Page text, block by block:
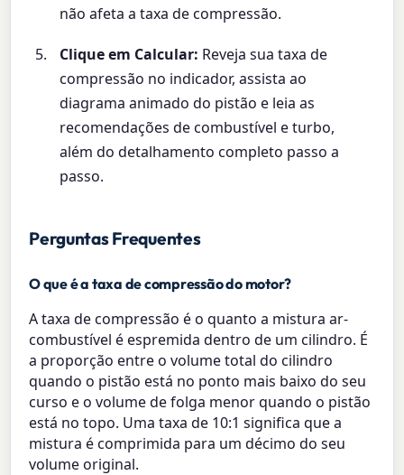
não afeta a taxa de compressão.
Clique em Calcular: Reveja sua taxa de
compressão no indicador, assista ao
diagrama animado do pistão e leia as
recomendações de combustível e turbo,
além do detalhamento completo passo a
passo.
Perguntas Frequentes
O que é a taxa de compressão do motor?
A taxa de compressão é o quanto a mistura ar-
combustível é espremida dentro de um cilindro. É
a proporção entre o volume total do cilindro
quando o pistão está no ponto mais baixo do seu
curso e o volume de folga menor quando o pistão
está no topo. Uma taxa de 10:1 significa que a
mistura é comprimida para um décimo do seu
volume original.